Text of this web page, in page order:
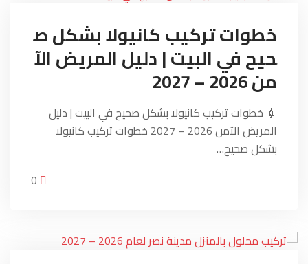
خطوات تركيب كانيولا بشكل ص
حيح في البيت | دليل المريض الآ
من 2026 – 2027
💉 خطوات تركيب كانيولا بشكل صحيح في البيت | دليل
المريض الآمن 2026 – 2027 خطوات تركيب كانيولا
بشكل صحيح…